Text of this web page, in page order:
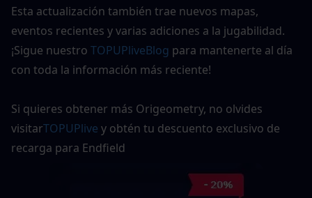
Esta actualización también trae nuevos mapas,
eventos recientes y varias adiciones a la jugabilidad.
¡Sigue nuestro TOPUPliveBlog para mantenerte al día
con toda la información más reciente!
Si quieres obtener más Origeometry, no olvides
visitarTOPUPlive y obtén tu descuento exclusivo de
recarga para Endfield